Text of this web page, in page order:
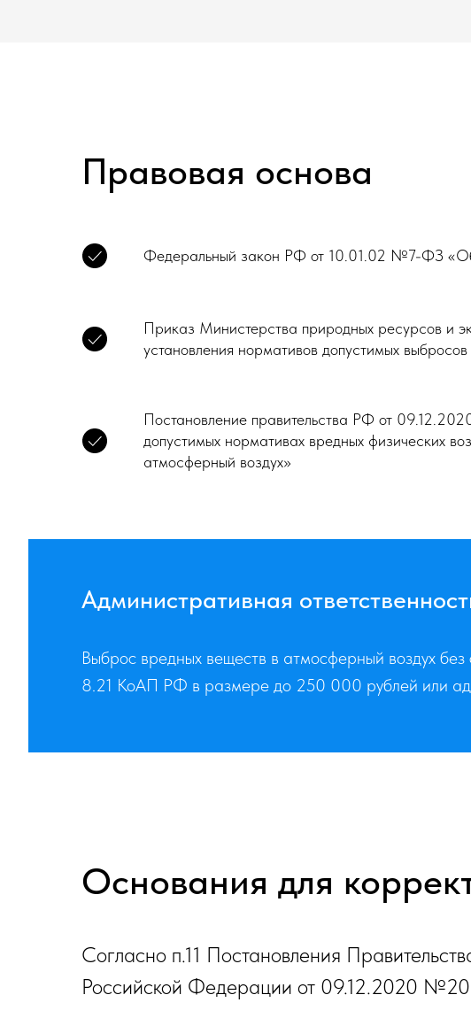
Правовая основа
Федеральный закон РФ от 10.01.02 №7-ФЗ
Приказ Министерства природных ресурсов и
установления нормативов допустимых
Постановление правительства РФ от
допустимых нормативах вредных физических
атмосферный воздух»
Административная
Выброс вредных веществ в атмосферный воздух
8.21 КоАП РФ в размере до 250 000 рублей или
Основания для
Согласно п.11 Постановления
Российской Федерации от 09.12.2020